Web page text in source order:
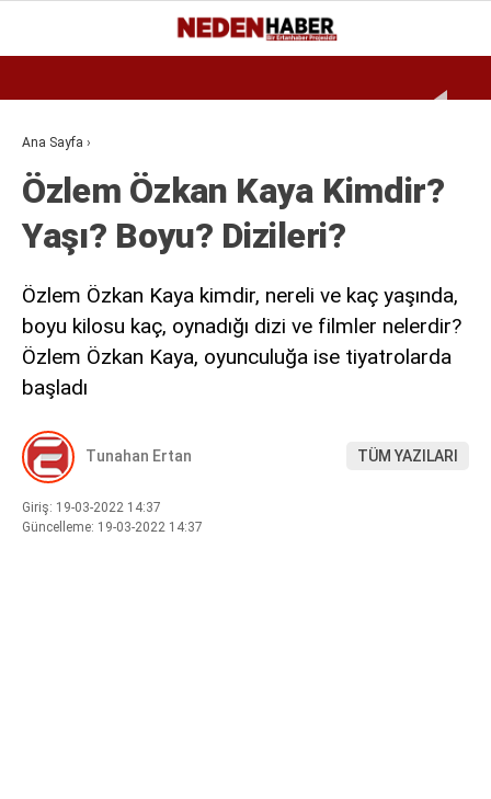
26.3
BURSA
EKONOMI
BIYOGRAFI
MAGAZIN
SIYASET
SAĞLIK
TEKNOLOJI
Ana Sayfa ›
Özlem Özkan Kaya Kimdir?
Yaşı? Boyu? Dizileri?
Özlem Özkan Kaya kimdir, nereli ve kaç yaşında,
boyu kilosu kaç, oynadığı dizi ve filmler nelerdir?
Özlem Özkan Kaya, oyunculuğa ise tiyatrolarda
başladı
Tunahan Ertan TÜM YAZILARI
Giriş: 19-03-2022 14:37
Güncelleme: 19-03-2022 14:37